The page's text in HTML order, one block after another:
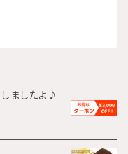
ましたよ♪